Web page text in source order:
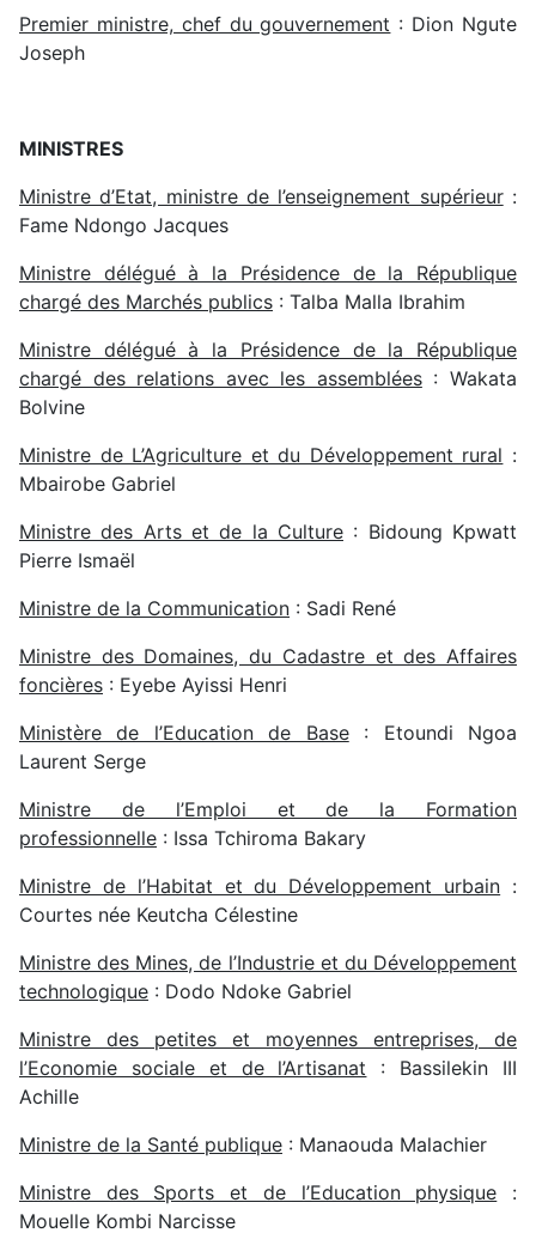
Premier ministre, chef du gouvernement : Dion Ngute
Joseph
MINISTRES
Ministre d’Etat, ministre de l’enseignement supérieur:
Fame Ndongo Jacques
Ministre délégué à la Présidence de la République
chargé des Marchés publics : Talba Malla Ibrahim
Ministre délégué à la Présidence de la République
chargé des relations avec les assemblées: Wakata
Bolvine
Ministre de L’Agriculture et du Développement rural :
Mbairobe Gabriel
Ministre des Arts et de la Culture : Bidoung Kpwatt
Pierre Ismaël
Ministre de la Communication : Sadi René
Ministre des Domaines, du Cadastre et des Affaires
foncières : Eyebe Ayissi Henri
Ministère de l’Education de Base: Etoundi Ngoa
Laurent Serge
Ministre de l’Emploi et de la Formation
professionnelle : Issa Tchiroma Bakary
Ministre de l’Habitat et du Développement urbain :
Courtes née Keutcha Célestine
Ministre des Mines, de l’Industrie et du Développement
technologique : Dodo Ndoke Gabriel
Ministre des petites et moyennes entreprises, de
l’Economie sociale et de l’Artisanat : Bassilekin III
Achille
Ministre de la Santé publique : Manaouda Malachier
Ministre des Sports et de l’Education physique :
Mouelle Kombi Narcisse